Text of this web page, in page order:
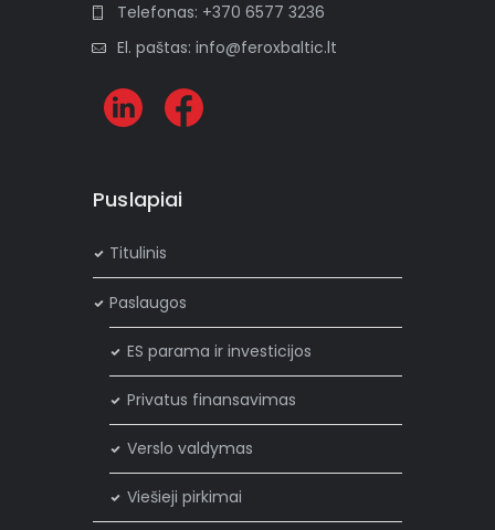
Telefonas: +370 6577 3236
El. paštas: info@feroxbaltic.lt
Puslapiai
Titulinis
Paslaugos
ES parama ir investicijos
Privatus finansavimas
Verslo valdymas
Viešieji pirkimai